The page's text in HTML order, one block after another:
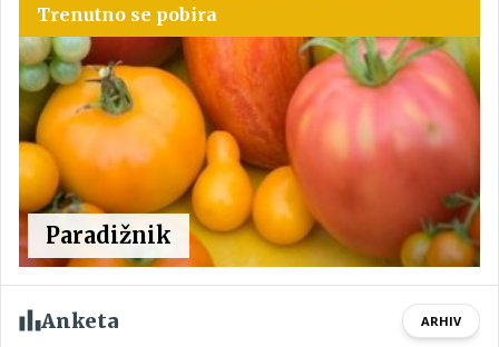
Trenutno se pobira
Paradižnik
Anketa ARHIV